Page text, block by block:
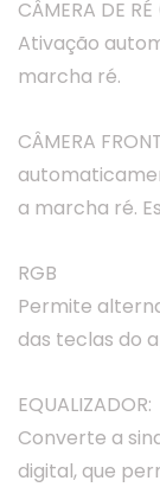
CÂMERA DE
Ativação
marcha ré.
CÂMERA
a marcha ré.
RGB
Permite
das teclas do
EQUALIZADOR:
Converte a
digital, que